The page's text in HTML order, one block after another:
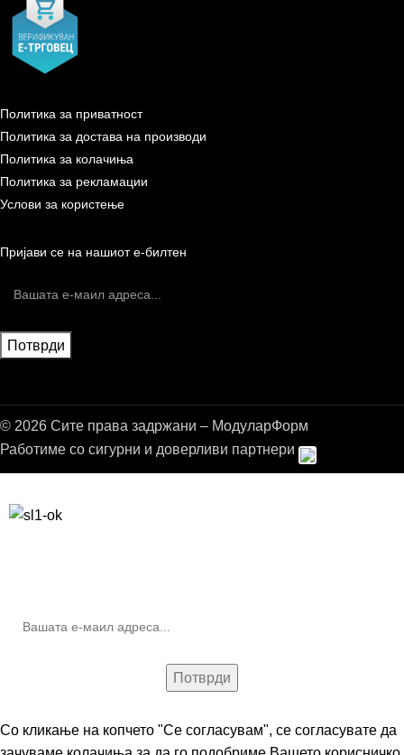
Политика за приватност
Политика за достава на производи
Политика за колачиња
Политика за рекламации
Услови за користење
Пријави се на нашиот е-билтен
© 2026 Сите права задржани – МодуларФорм
Работиме со сигурни и доверливи партнери
Со кликање на копчето "Се согласувам", се согласувате да